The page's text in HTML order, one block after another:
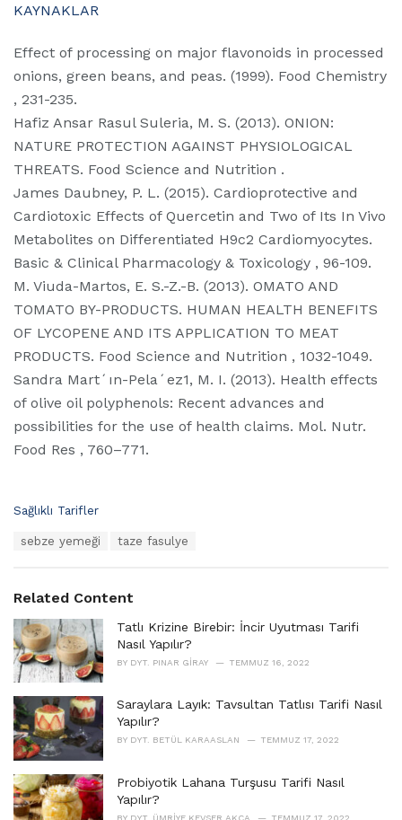
KAYNAKLAR
Effect of processing on major flavonoids in processed
onions, green beans, and peas. (1999). Food Chemistry
, 231-235.
Hafiz Ansar Rasul Suleria, M. S. (2013). ONION:
NATURE PROTECTION AGAINST PHYSIOLOGICAL
THREATS. Food Science and Nutrition .
James Daubney, P. L. (2015). Cardioprotective and
Cardiotoxic Effects of Quercetin and Two of Its In Vivo
Metabolites on Differentiated H9c2 Cardiomyocytes.
Basic & Clinical Pharmacology & Toxicology , 96-109.
M. Viuda-Martos, E. S.-Z.-B. (2013). OMATO AND
TOMATO BY-PRODUCTS. HUMAN HEALTH BENEFITS
OF LYCOPENE AND ITS APPLICATION TO MEAT
PRODUCTS. Food Science and Nutrition , 1032-1049.
Sandra Mart´ın-Pela´ez1, M. I. (2013). Health effects
of olive oil polyphenols: Recent advances and
possibilities for the use of health claims. Mol. Nutr.
Food Res , 760–771.
C
o
r
i
e
s
:
Sağlıklı Tarifler
:
sebze yemeği taze fasulye
Related Content
Tatlı Krizine Birebir: İncir Uyutması Tarifi
Nasıl Yapılır?
BY DYT. PINAR GIRAY TEMMUZ 16, 2022
Saraylara Layık: Tavsultan Tatlısı Tarifi Nasıl
Yapılır?
BY DYT. BETÜL KARAASLAN TEMMUZ 17, 2022
Probiyotik Lahana Turşusu Tarifi Nasıl
Yapılır?
BY DYT. ÜMRIYE KEVSER AKÇA TEMMUZ 17, 2022